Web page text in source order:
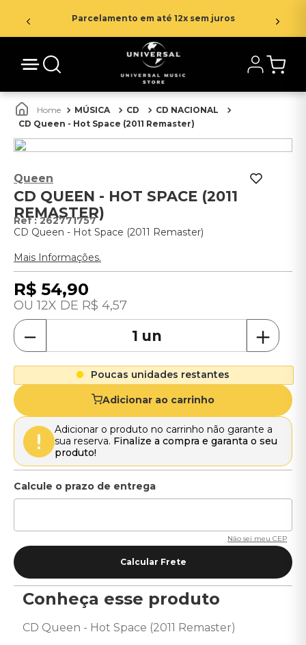
Parcelamento em até 12x sem juros
MÚSICA CD
CD NACIONAL
CD Queen - Hot Space (2011 Remaster)
Queen
CD QUEEN - HOT SPACE (2011
REMASTER)
:262771757
CD Queen - Hot Space (2011 Remaster)
Mais Informações.
R$ 54,90
12 R$ 4,57
＋
－
Poucas unidades restantes
Adicionar ao carrinho
Adicionar o produto no carrinho não garante a
sua reserva. Finalize a compra e garanta o seu
produto!
Não sei meu CEP
Conheça esse produto
CD Queen - Hot Space (2011 Remaster)